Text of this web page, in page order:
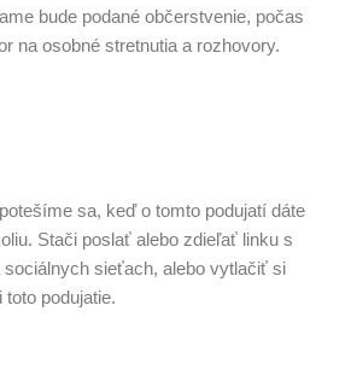
bude podané občerstvenie, počas
na osobné stretnutia a rozhovory.
sa, keď o tomto podujatí dáte
Stači poslať alebo zdieľať linku s
sieťach, alebo vytlačiť si
toto podujatie.